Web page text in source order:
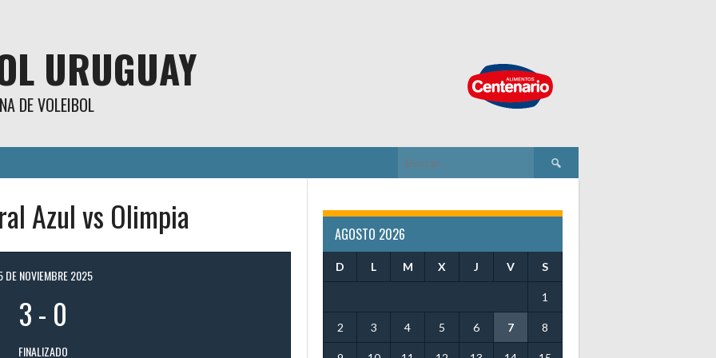
URUGUAY
DE VOLEIBOL
Buscar:
Azul vs Olimpia
DE NOVIEMBRE 2025
3- 0
FINALIZADO
AGOSTO 2026
D L M X J V S
1
2 3 4 5 6 7 8